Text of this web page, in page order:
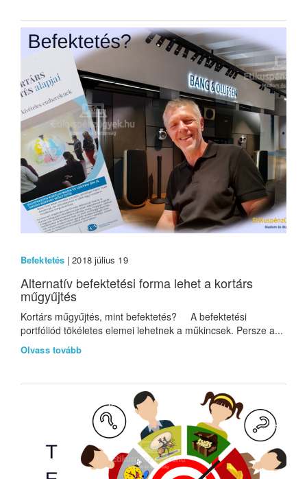
Befektetés | 2018 július 19
Alternatív befektetési forma lehet a kortárs
műgyűjtés
Kortárs műgyűjtés, mint befektetés? A befektetési
portfóliód tökéletes elemei lehetnek a műkincsek. Persze a...
Olvass tovább